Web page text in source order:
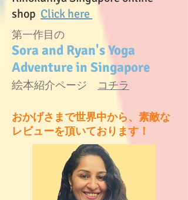
shop Click here
​第一作目の
Sora and Ryan's Yoga
Adventure in Singapore
絵本紹介ページ コチラ
おかげさまで世界中から、素敵な
レビューを頂いております！